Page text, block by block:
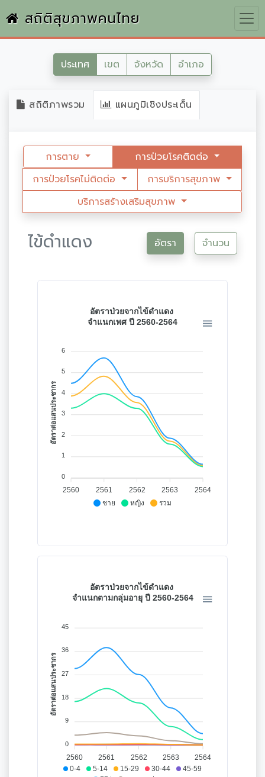
สถิติสุขภาพคนไทย
ประเทศ เขต จังหวัด อำเภอ
สถิติภาพรวม แผนภูมิเชิงประเด็น
การตาย
การป่วยโรคติดต่อ
การป่วยโรคไม่ติดต่อ
การบริการสุขภาพ
บริการสร้างเสริมสุขภาพ
ไข้ดำแดง อัตรา จำนวน